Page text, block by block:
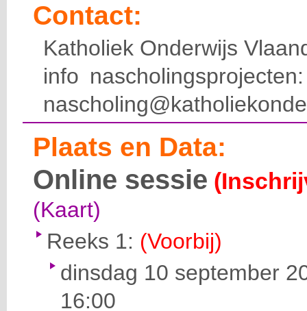
Contact:
Katholiek Onderwijs
info
Plaats en Data:
Online sessie
(Kaart)
Reeks 1: (Voorbij)
dinsdag 10 september
16:00